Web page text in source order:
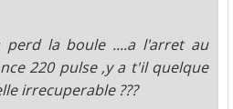
perd la boule ....a l'arret au
220 pulse ,y a t'il quelque
irrecuperable ???